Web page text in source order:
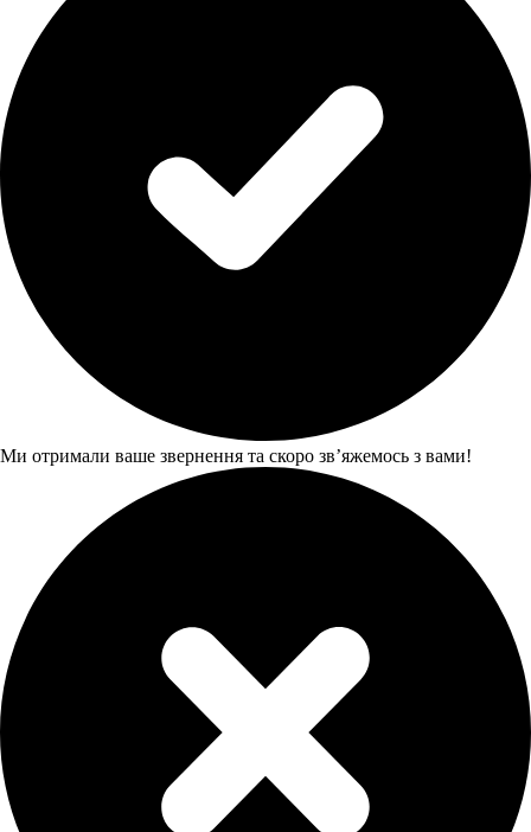
Ми отримали ваше звернення та скоро звʼяжемось з вами!